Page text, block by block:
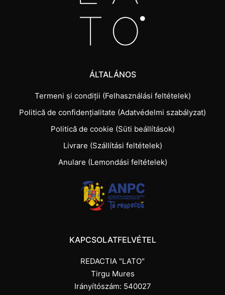
ÁLTALÁNOS
Termeni și condiții (Felhasználási feltételek)
Politică de confidențialitate (Adatvédelmi szabályzat)
Politică de cookie (Süti beállítások)
Livrare (Szállítási feltételek)
Anulare (Lemondási feltételek)
KAPCSOLATFELVÉTEL
REDACTIA "LATO"
Tirgu Mures
Irányítószám: 540027